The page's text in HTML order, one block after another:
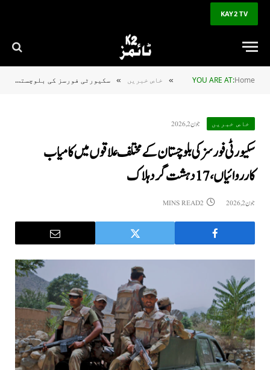
KAY2 TV
YOU ARE AT:Home
» خاص خبریں » سکیورٹی فورسز کی بلوچستان کے مختلف علاقوں میں کامیاب کارروائیاں، 17 دہشت گرد ہلاک
خاص خبریں جون 2, 2026
سکیورٹی فورسز کی بلوچستان کے مختلف علاقوں میں کامیاب
کارروائیاں، 17 دہشت گرد ہلاک
جون 2, 2026 2 MINS READ